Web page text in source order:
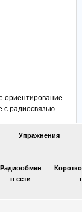
ориентирование
с радиосвязью.
Упражнения
Радиообмен
в сети